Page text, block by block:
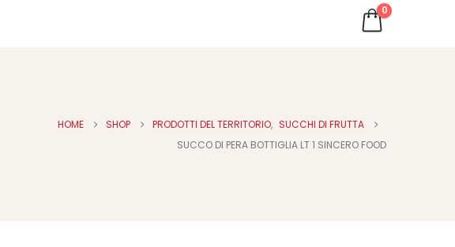
0
HOME SHOP PRODOTTI DEL TERRITORIO, SUCCHI DI FRUTTA
SUCCO DI PERA BOTTIGLIA LT 1 SINCERO FOOD